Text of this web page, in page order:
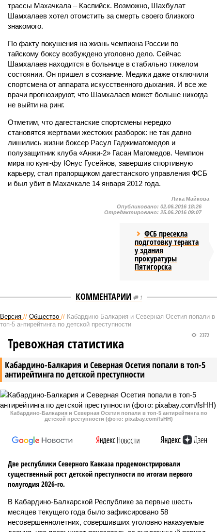
трассы Махачкала – Каспийск. Возможно, Шахбулат
Шамхалаев хотел отомстить за смерть своего близкого
знакомого.
По факту покушения на жизнь чемпиона России по
тайскому боксу возбуждено уголовно дело. Сейчас
Шамхалаев находится в больнице в стабильно тяжелом
состоянии. Он пришел в сознание. Медики даже отключили
спортсмена от аппарата искусственного дыхания. И все же
врачи прогнозируют, что Шамхалаев может больше никогда
не выйти на ринг.
Отметим, что дагестанские спортсмены нередко
становятся жертвами жестоких разборок: не так давно
лишились жизни боксер Расул Гаджимагомедов и
полузащитник клуба «Анжи-2» Гасан Магомедов. Чемпион
мира по кунг-фу Юнус Гусейнов, завершив спортивную
карьеру, стал прапорщиком дагестанского управления ФСБ
и был убит в Махачкале 14 января 2012 года.
Лика Майкова
Опубликовано: 02.06.2016 18:26
Отредактировано: 25.06.2016 09:07
ФСБ пресекла
подготовку теракта
у здания
прокуратуры
Пятигорска
КОММЕНТАРИИ 1
Версия // Общество // Кабардино-Балкария и Северная Осетия попали в
топ-5 антирейтинга по детской преступности
Кабардино-Балкария и Северная Осетия попали в топ-5
антирейтинга по детской преступности
2372
Тревожная статистика
Кабардино-Балкария и Северная Осетия попали в топ-5 антирейтинга по
детской преступности (фото: pixabay.com/fsHH)
Две республики Северного Кавказа продемонстрировали
существенный рост детской преступности по итогам первого
полугодия 2026-го.
В Кабардино-Балкарской Республике за первые шесть
месяцев текущего года было зафиксировано 58
несовершеннолетних, совершивших уголовно наказуемые